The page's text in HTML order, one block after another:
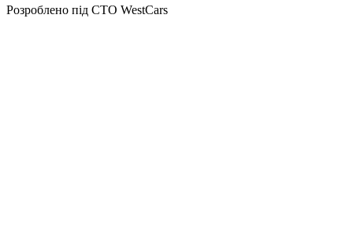
Розроблено під СТО WestCars